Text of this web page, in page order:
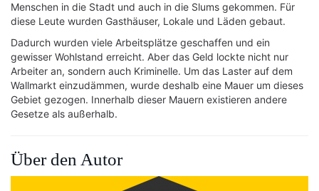
Menschen in die Stadt und auch in die Slums gekommen. Für
diese Leute wurden Gasthäuser, Lokale und Läden gebaut.
Dadurch wurden viele Arbeitsplätze geschaffen und ein
gewisser Wohlstand erreicht. Aber das Geld lockte nicht nur
Arbeiter an, sondern auch Kriminelle. Um das Laster auf dem
Wallmarkt einzudämmen, wurde deshalb eine Mauer um dieses
Gebiet gezogen. Innerhalb dieser Mauern existieren andere
Gesetze als außerhalb.
Über den Autor